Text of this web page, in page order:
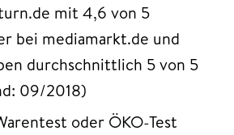
mit 4,6 von 5
bei mediamarkt.de und
durchschnittlich 5 von 5
09/2018)
oder ÖKO-Test